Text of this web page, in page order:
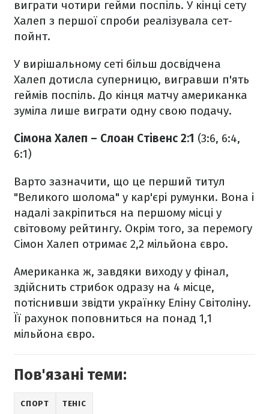
виграти чотири гейми поспіль. У кінці сету
Халеп з першої спроби реалізувала сет-
пойнт.
У вирішальному сеті більш досвідчена
Халеп дотисла суперницю, вигравши п'ять
геймів поспіль. До кінця матчу американка
зуміла лише виграти одну свою подачу.
Сімона Халеп – Слоан Стівенс 2:1 (3:6, 6:4,
6:1)
Варто зазначити, що це перший титул
"Великого шолома" у кар'єрі румунки. Вона і
надалі закріпиться на першому місці у
світовому рейтингу. Окрім того, за перемогу
Сімон Халеп отримає 2,2 мільйона євро.
Американка ж, завдяки виходу у фінал,
здійснить стрибок одразу на 4 місце,
потіснивши звідти українку Еліну Світоліну.
Її рахунок поповниться на понад 1,1
мільйона євро.
Пов'язані теми:
СПОРТ ТЕНІС